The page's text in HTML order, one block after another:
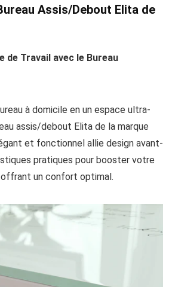
Assis/Debout Elita de
de Travail avec le Bureau
à domicile en un espace ultra-
assis/debout Elita de la marque
et fonctionnel allie design avant-
pratiques pour booster votre
un confort optimal.